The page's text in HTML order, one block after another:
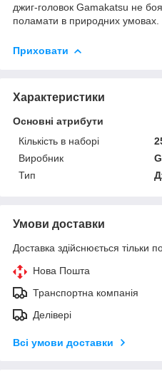
джиг-головок Gamakatsu не
поламати в природних умовах.
Приховати
Характеристики
Основні атрибути
Кількість в наборі
Виробник
Тип
Умови доставки
Доставка здійснюється тільки
Нова Пошта
Транспортна компанія
Делівері
Всі умови доставки